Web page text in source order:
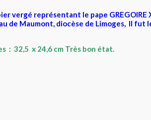
vergé représentant le pape GREGOIRE
de Maumont, diocèse de Limoges, Il fut
: 32,5 x 24,6 cm Très bon état.